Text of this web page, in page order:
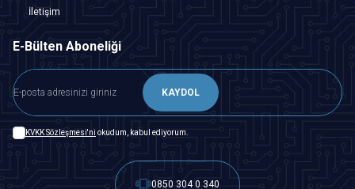
İletişim
E-Bülten Aboneliği
KAYDOL
KVKK Sözleşmesi'ni okudum, kabul ediyorum.
0850 304 0 340